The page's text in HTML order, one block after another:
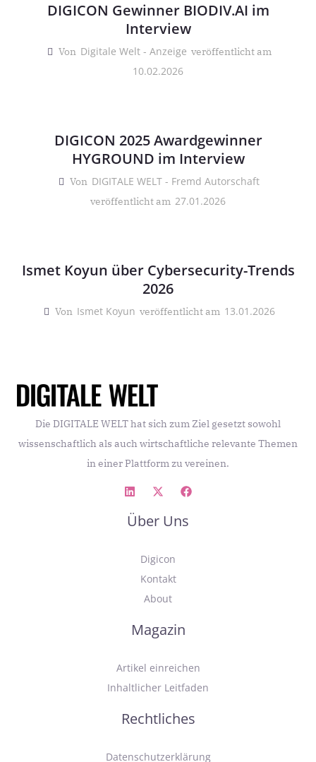
DIGICON Gewinner BIODIV.AI im
Interview
Von Digitale Welt - Anzeige veröffentlicht am
10.02.2026
DIGICON 2025 Awardgewinner
HYGROUND im Interview
Von DIGITALE WELT - Fremd Autorschaft
veröffentlicht am 27.01.2026
Ismet Koyun über Cybersecurity-Trends
2026
Von Ismet Koyun veröffentlicht am 13.01.2026
Die DIGITALE WELT hat sich zum Ziel gesetzt sowohl
wissenschaftlich als auch wirtschaftliche relevante Themen
in einer Plattform zu vereinen.
Über Uns
Digicon
Kontakt
About
Magazin
Artikel einreichen
Inhaltlicher Leitfaden
Rechtliches
Datenschutzerklärung